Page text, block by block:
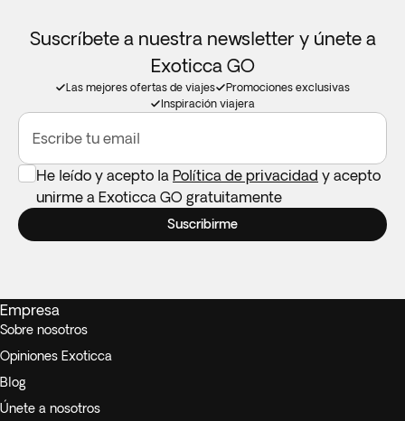
Suscríbete a nuestra newsletter y únete a
Exoticca GO
Las mejores ofertas de viajes
Promociones exclusivas
Inspiración viajera
Escribe tu email
He leído y acepto la Política de privacidad y acepto
unirme a Exoticca GO gratuitamente
Suscribirme
Empresa
Sobre nosotros
Opiniones Exoticca
Blog
Únete a nosotros